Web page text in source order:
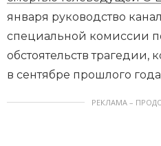
января руководство
специальной комиссии
обстоятельств трагедии,
в сентябре прошлого
РЕКЛАМА –